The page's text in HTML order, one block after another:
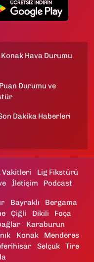
Konak Hava Durumu
Puan Durumu ve
Dakika Haberleri
Vakitleri
Lig Fikstürü
İletişim Podcast
Bayraklı
Bergama
Çiğli Dikili
Foça
Karaburun
Konak
Menderes
Selçuk
Tire